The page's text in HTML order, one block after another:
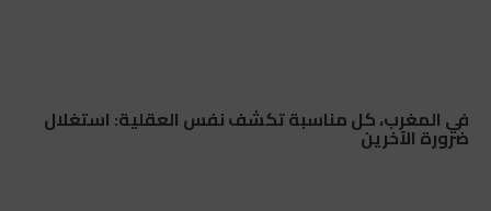
في المغرب، كل مناسبة تكشف نفس العقلية: استغلال
ضرورة الآخرين